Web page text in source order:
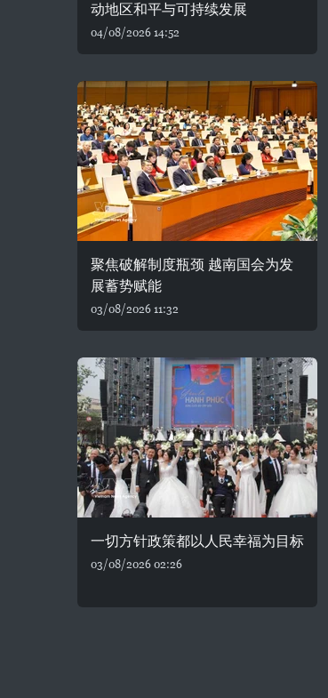
动地区和平与可持续发展
04/08/2026 14:52
聚焦破解制度瓶颈 越南国会为发
展蓄势赋能
03/08/2026 11:32
一切方针政策都以人民幸福为目标
03/08/2026 02:26